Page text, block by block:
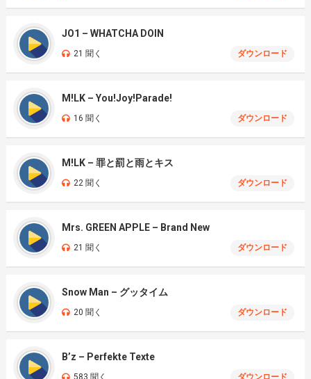
JO1 – WHATCHA DOIN
21 聞く ダウンロード
M!LK – You!Joy!Parade!
16 聞く ダウンロード
M!LK – 罪と罰と雨とキス
22 聞く ダウンロード
Mrs. GREEN APPLE – Brand New
21 聞く ダウンロード
Snow Man – グッタイム
20 聞く ダウンロード
B’z – Perfekte Texte
583 聞く ダウンロード